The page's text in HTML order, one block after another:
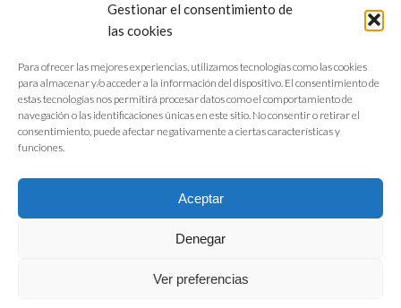
Gestionar el consentimiento de
las cookies
Para ofrecer las mejores experiencias, utilizamos tecnologías como las cookies
para almacenar y/o acceder a la información del dispositivo. El consentimiento de
estas tecnologías nos permitirá procesar datos como el comportamiento de
navegación o las identificaciones únicas en este sitio. No consentir o retirar el
consentimiento, puede afectar negativamente a ciertas características y
funciones.
Aceptar
Denegar
Ver preferencias
FIAB Federación Española de Industrias de la Alimentación y Bebidas